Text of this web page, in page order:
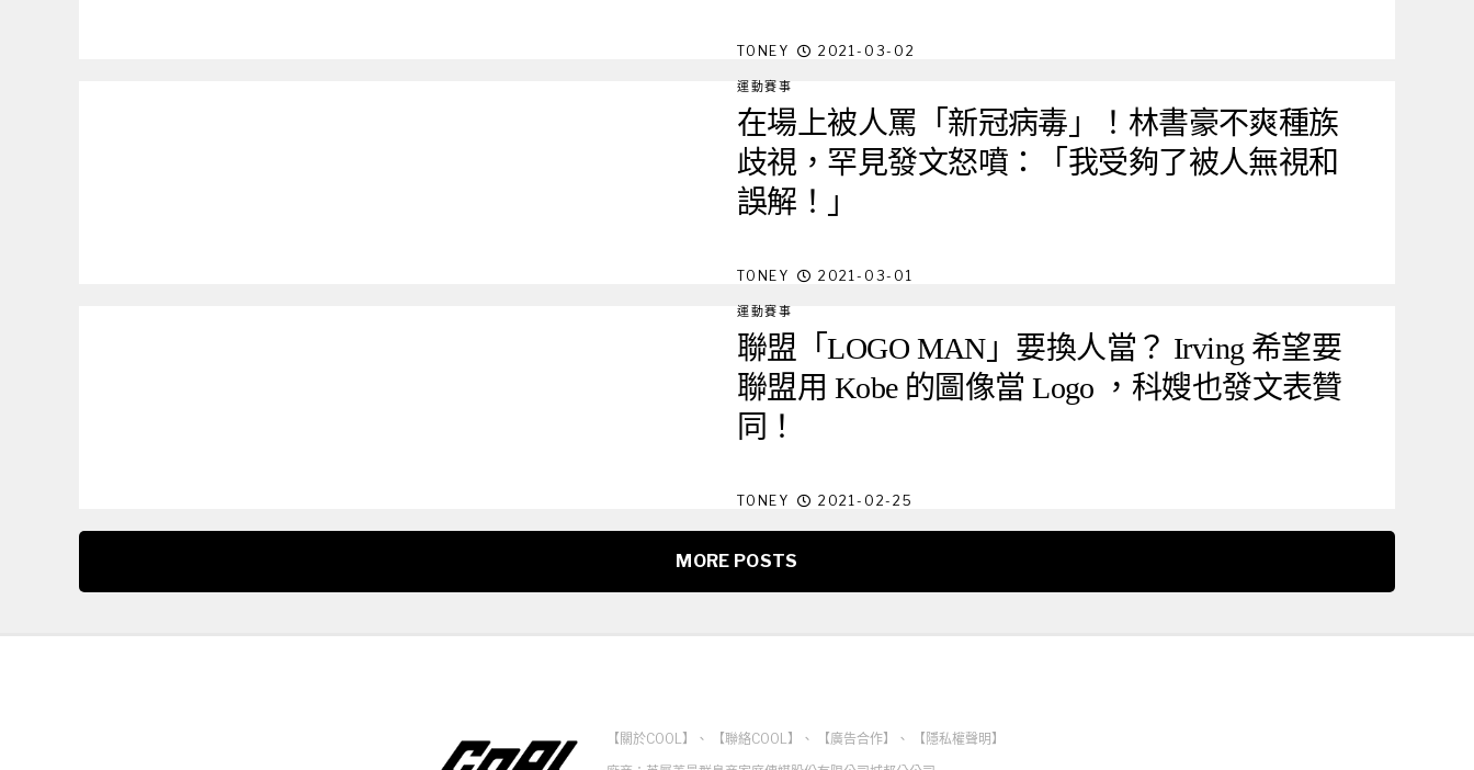
TONEY 2021-03-02
運動賽事
在場上被人罵「新冠病毒」！林書豪不爽種族
歧視，罕見發文怒噴：「我受夠了被人無視和
誤解！」
TONEY 2021-03-01
運動賽事
聯盟「LOGO MAN」要換人當？ Irving 希望要
聯盟用 Kobe 的圖像當 Logo ，科嫂也發文表贊
同！
TONEY 2021-02-25
MORE POSTS
【關於COOL】 、 【聯絡COOL】 、 【廣告合作】 、
【隱私權聲明】